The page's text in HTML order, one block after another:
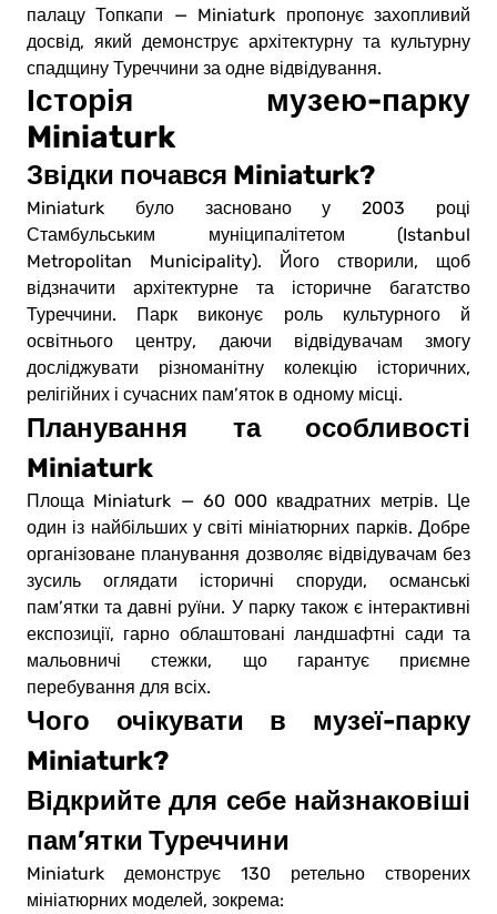
палацу Топкапи — Miniaturk пропонує захопливий
досвід, який демонструє архітектурну та культурну
спадщину Туреччини за одне відвідування.
Історія музею-парку
Miniaturk
Звідки почався Miniaturk?
Miniaturk було засновано у 2003 році
Стамбульським муніципалітетом (Istanbul
Metropolitan Municipality). Його створили, щоб
відзначити архітектурне та історичне багатство
Туреччини. Парк виконує роль культурного й
освітнього центру, даючи відвідувачам змогу
досліджувати різноманітну колекцію історичних,
релігійних і сучасних пам’яток в одному місці.
Планування та особливості
Miniaturk
Площа Miniaturk — 60 000 квадратних метрів. Це
один із найбільших у світі мініатюрних парків. Добре
організоване планування дозволяє відвідувачам без
зусиль оглядати історичні споруди, османські
пам’ятки та давні руїни. У парку також є інтерактивні
експозиції, гарно облаштовані ландшафтні сади та
мальовничі стежки, що гарантує приємне
перебування для всіх.
Чого очікувати в музеї-парку
Miniaturk?
Відкрийте для себе найзнаковіші
пам’ятки Туреччини
Miniaturk демонструє 130 ретельно створених
мініатюрних моделей, зокрема: